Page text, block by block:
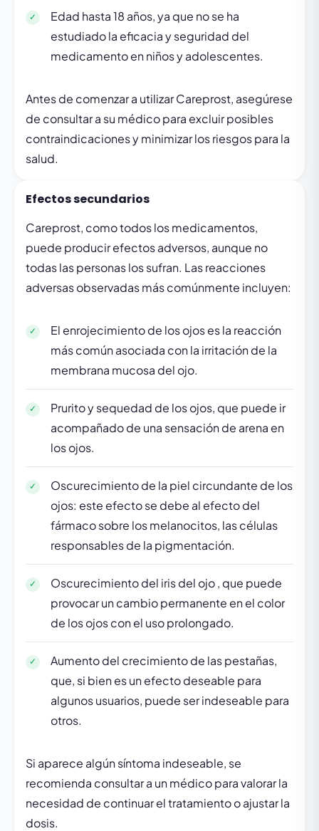
Edad hasta 18 años, ya que no se ha
estudiado la eficacia y seguridad del
medicamento en niños y adolescentes.
Antes de comenzar a utilizar Careprost, asegúrese
de consultar a su médico para excluir posibles
contraindicaciones y minimizar los riesgos para la
salud.
Efectos secundarios
Careprost, como todos los medicamentos,
puede producir efectos adversos, aunque no
todas las personas los sufran. Las reacciones
adversas observadas más comúnmente incluyen:
El enrojecimiento de los ojos es la reacción
más común asociada con la irritación de la
membrana mucosa del ojo.
Prurito y sequedad de los ojos, que puede ir
acompañado de una sensación de arena en
los ojos.
Oscurecimiento de la piel circundante de los
ojos: este efecto se debe al efecto del
fármaco sobre los melanocitos, las células
responsables de la pigmentación.
Oscurecimiento del iris del ojo , que puede
provocar un cambio permanente en el color
de los ojos con el uso prolongado.
Aumento del crecimiento de las pestañas,
que, si bien es un efecto deseable para
algunos usuarios, puede ser indeseable para
otros.
Si aparece algún síntoma indeseable, se
recomienda consultar a un médico para valorar la
necesidad de continuar el tratamiento o ajustar la
dosis.